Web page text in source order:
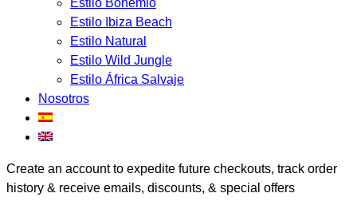
Estilo Ibiza Beach
Estilo Natural
Estilo Wild Jungle
Estilo África Salvaje
Nosotros
Create an account to expedite future checkouts, track order
history & receive emails, discounts, & special offers